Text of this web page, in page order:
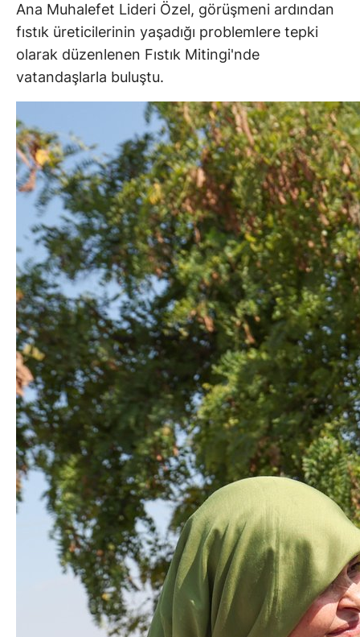
Ana Muhalefet Lideri Özel, görüşmeni ardından
fıstık üreticilerinin yaşadığı problemlere tepki
olarak düzenlenen Fıstık Mitingi'nde
vatandaşlarla buluştu.